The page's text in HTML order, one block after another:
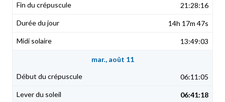
21:28:16
14h 17m 47s
13:49:03
mar., août 11
06:11:05
06:41:18